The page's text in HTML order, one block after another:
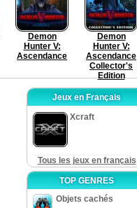
Demon
Hunter V:
Ascendance
Demon
Hunter V:
Ascendance
Collector's
Edition
Jeux en Français
Xcraft
Tous les jeux en français
TOP GENRES
Objets cachés